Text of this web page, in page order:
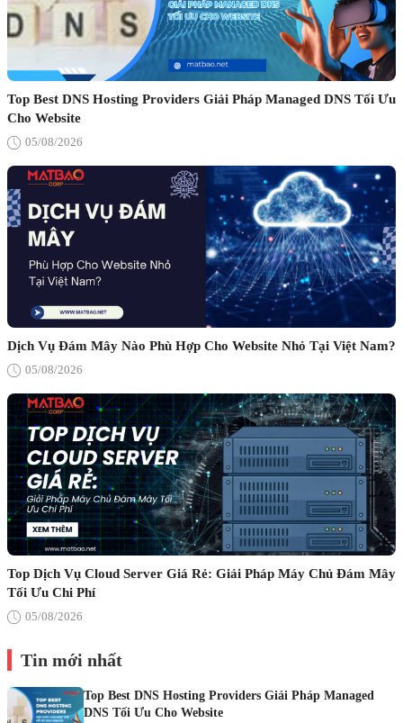
Top Best DNS Hosting Providers Giải Pháp Managed DNS Tối Ưu
Cho Website
05/08/2026
Dịch Vụ Đám Mây Nào Phù Hợp Cho Website Nhỏ Tại Việt Nam?
05/08/2026
Top Dịch Vụ Cloud Server Giá Rẻ: Giải Pháp Máy Chủ Đám Mây
Tối Ưu Chi Phí
05/08/2026
Tin mới nhất
Top Best DNS Hosting Providers Giải Pháp Managed
DNS Tối Ưu Cho Website